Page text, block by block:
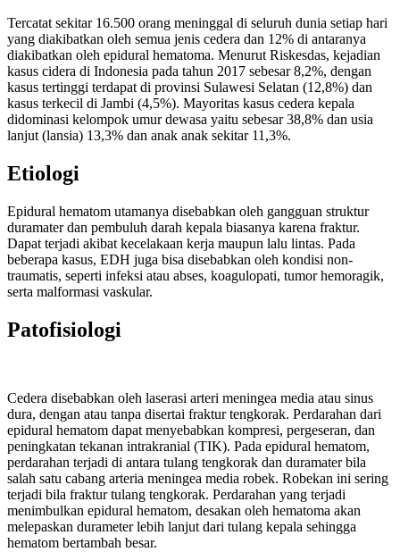
Tercatat sekitar 16.500 orang meninggal di seluruh dunia setiap hari
yang diakibatkan oleh semua jenis cedera dan 12% di antaranya
diakibatkan oleh epidural hematoma. Menurut Riskesdas, kejadian
kasus cidera di Indonesia pada tahun 2017 sebesar 8,2%, dengan
kasus tertinggi terdapat di provinsi Sulawesi Selatan (12,8%) dan
kasus terkecil di Jambi (4,5%). Mayoritas kasus cedera kepala
didominasi kelompok umur dewasa yaitu sebesar 38,8% dan usia
lanjut (lansia) 13,3% dan anak anak sekitar 11,3%.
Etiologi
Epidural hematom utamanya disebabkan oleh gangguan struktur
duramater dan pembuluh darah kepala biasanya karena fraktur.
Dapat terjadi akibat kecelakaan kerja maupun lalu lintas. Pada
beberapa kasus, EDH juga bisa disebabkan oleh kondisi non-
traumatis, seperti infeksi atau abses, koagulopati, tumor hemoragik,
serta malformasi vaskular.
Patofisiologi
Cedera disebabkan oleh laserasi arteri meningea media atau sinus
dura, dengan atau tanpa disertai fraktur tengkorak. Perdarahan dari
epidural hematom dapat menyebabkan kompresi, pergeseran, dan
peningkatan tekanan intrakranial (TIK). Pada epidural hematom,
perdarahan terjadi di antara tulang tengkorak dan duramater bila
salah satu cabang arteria meningea media robek. Robekan ini sering
terjadi bila fraktur tulang tengkorak. Perdarahan yang terjadi
menimbulkan epidural hematom, desakan oleh hematoma akan
melepaskan durameter lebih lanjut dari tulang kepala sehingga
hematom bertambah besar.